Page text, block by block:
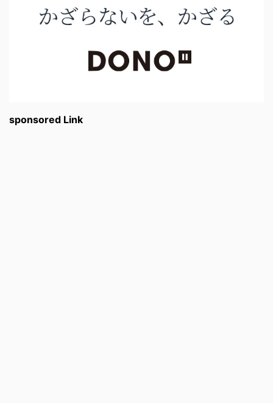
sponsored Link